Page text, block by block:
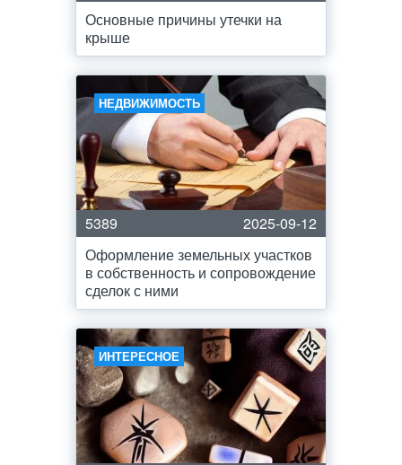
Основные причины утечки на
крыше
НЕДВИЖИМОСТЬ
5389
2025-09-12
Оформление земельных участков
в собственность и сопровождение
сделок с ними
ИНТЕРЕСНОЕ